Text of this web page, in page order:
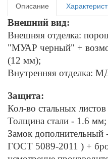
Описание
Внешний вид:
Внешняя отделка:
"МУАР черный" +
(12 мм);
Внутренняя отделка:
Защита:
Кол-во стальных
Толщина стали - 1.6 мм;
Замок дополнительный
ГОСТ 5089-2011 ) +